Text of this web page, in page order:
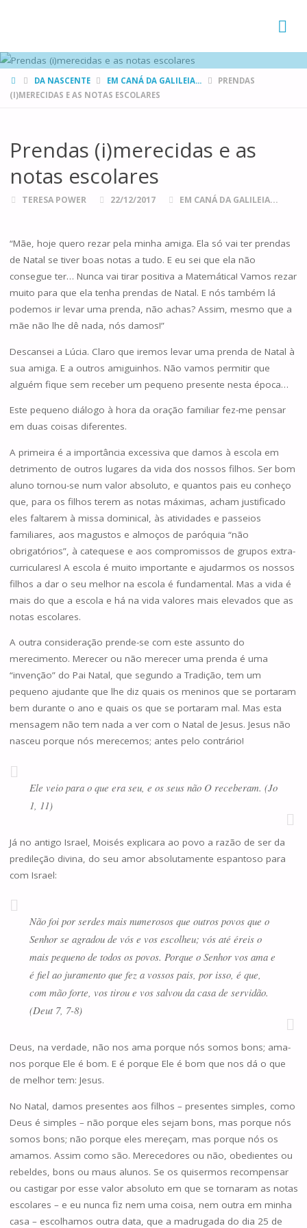
HOMEDA NASCENTE EM CANÁ DA GALILEIA...
PRENDAS
(I)MERECIDAS E AS NOTAS ESCOLARES
Prendas (i)merecidas e as
notas escolares
TERESA POWER 22/12/2017 EM CANÁ DA GALILEIA...
“Mãe, hoje quero rezar pela minha amiga. Ela só vai ter prendas
de Natal se tiver boas notas a tudo. E eu sei que ela não
consegue ter… Nunca vai tirar positiva a Matemática! Vamos rezar
muito para que ela tenha prendas de Natal. E nós também lá
podemos ir levar uma prenda, não achas? Assim, mesmo que a
mãe não lhe dê nada, nós damos!”
Descansei a Lúcia. Claro que iremos levar uma prenda de Natal à
sua amiga. E a outros amiguinhos. Não vamos permitir que
alguém fique sem receber um pequeno presente nesta época…
Este pequeno diálogo à hora da oração familiar fez-me pensar
em duas coisas diferentes.
A primeira é a importância excessiva que damos à escola em
detrimento de outros lugares da vida dos nossos filhos. Ser bom
aluno tornou-se num valor absoluto, e quantos pais eu conheço
que, para os filhos terem as notas máximas, acham justificado
eles faltarem à missa dominical, às atividades e passeios
familiares, aos magustos e almoços de paróquia “não
obrigatórios”, à catequese e aos compromissos de grupos extra-
curriculares! A escola é muito importante e ajudarmos os nossos
filhos a dar o seu melhor na escola é fundamental. Mas a vida é
mais do que a escola e há na vida valores mais elevados que as
notas escolares.
A outra consideração prende-se com este assunto do
merecimento. Merecer ou não merecer uma prenda é uma
“invenção” do Pai Natal, que segundo a Tradição, tem um
pequeno ajudante que lhe diz quais os meninos que se portaram
bem durante o ano e quais os que se portaram mal. Mas esta
mensagem não tem nada a ver com o Natal de Jesus. Jesus não
nasceu porque nós merecemos; antes pelo contrário!
Ele veio para o que era seu, e os seus não O receberam. (Jo
1, 11)
Já no antigo Israel, Moisés explicara ao povo a razão de ser da
predileção divina, do seu amor absolutamente espantoso para
com Israel:
Não foi por serdes mais numerosos que outros povos que o
Senhor se agradou de vós e vos escolheu; vós até éreis o
mais pequeno de todos os povos. Porque o Senhor vos ama e
é fiel ao juramento que fez a vossos pais, por isso, é que,
com mão forte, vos tirou e vos salvou da casa de servidão.
(Deut 7, 7-8)
Deus, na verdade, não nos ama porque nós somos bons; ama-
nos porque Ele é bom. E é porque Ele é bom que nos dá o que
de melhor tem: Jesus.
No Natal, damos presentes aos filhos – presentes simples, como
Deus é simples – não porque eles sejam bons, mas porque nós
somos bons; não porque eles mereçam, mas porque nós os
amamos. Assim como são. Merecedores ou não, obedientes ou
rebeldes, bons ou maus alunos. Se os quisermos recompensar
ou castigar por esse valor absoluto em que se tornaram as notas
escolares – e eu nunca fiz nem uma coisa, nem outra em minha
casa – escolhamos outra data, que a madrugada do dia 25 de